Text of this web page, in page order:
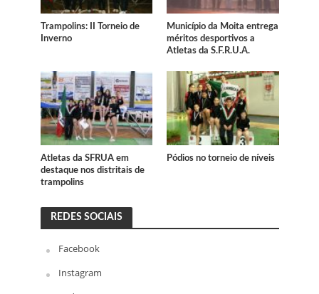
Trampolins: II Torneio de
Inverno
Município da Moita entrega
méritos desportivos a
Atletas da S.F.R.U.A.
Atletas da SFRUA em
destaque nos distritais de
trampolins
Pódios no torneio de níveis
REDES SOCIAIS
Facebook
Instagram